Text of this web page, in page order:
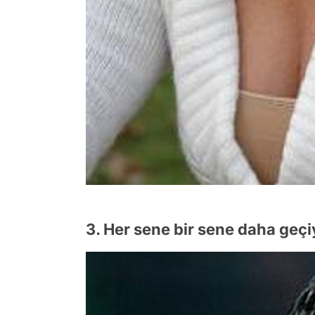
3. Her sene bir sene daha